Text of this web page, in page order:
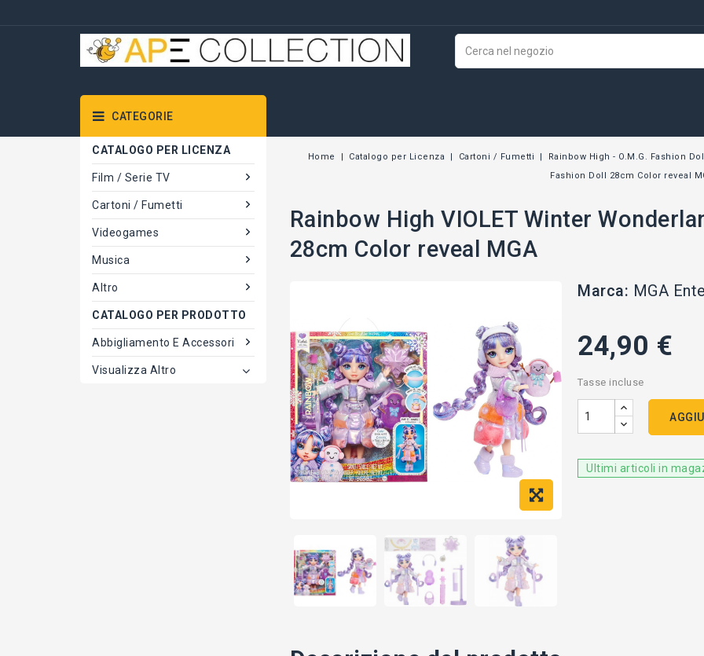
CATEGORIE
CATALOGO PER LICENZA
Film / Serie TV
Cartoni / Fumetti
Videogames
Musica
Altro
CATALOGO PER PRODOTTO
Abbigliamento E Accessori
Visualizza Altro
Home Catalogo per Licenza Cartoni / Fumetti Rainbow High - O.M.G. Fashion
Fashion Doll 28cm Color reveal
Rainbow High VIOLET Winter
28cm Color reveal MGA
Marca: MGA
24,90 €
Tasse incluse
Ultimi articoli in